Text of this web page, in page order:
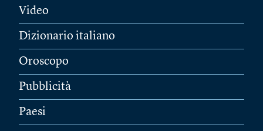
Video
Dizionario italiano
Oroscopo
Pubblicità
Paesi